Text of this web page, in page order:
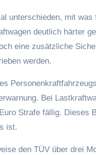
unterschieden, mit
deutlich härter
eine zusätzliche
werden.
Bei
Strafe fällig. Dieses
ist.
den TÜV über drei